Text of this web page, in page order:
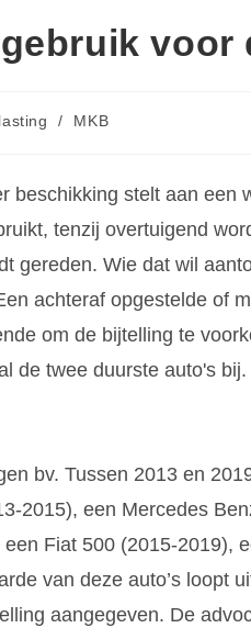
voor
/ MKB
beschikking stelt aan een
tenzij overtuigend
gereden. Wie dat wil
achteraf opgestelde of
om de bijtelling te
de twee duurste auto's bij.
bv. Tussen 2013 en
2015), een Mercedes
Fiat 500 (2015-2019),
van deze auto’s loopt
aangegeven. De